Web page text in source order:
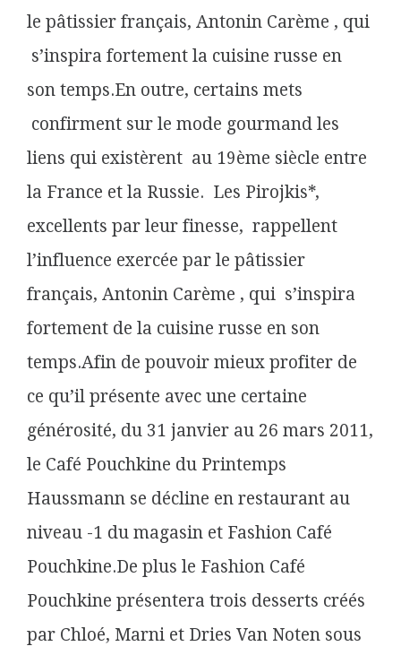
le pâtissier français, Antonin Carème , qui
s’inspira fortement la cuisine russe en
son temps.En outre, certains mets
confirment sur le mode gourmand les
liens qui existèrent au 19ème siècle entre
la France et la Russie. Les Pirojkis*,
excellents par leur finesse, rappellent
l’influence exercée par le pâtissier
français, Antonin Carème , qui s’inspira
fortement de la cuisine russe en son
temps.Afin de pouvoir mieux profiter de
ce qu’il présente avec une certaine
générosité, du 31 janvier au 26 mars 2011,
le Café Pouchkine du Printemps
Haussmann se décline en restaurant au
niveau -1 du magasin et Fashion Café
Pouchkine.De plus le Fashion Café
Pouchkine présentera trois desserts créés
par Chloé, Marni et Dries Van Noten sous